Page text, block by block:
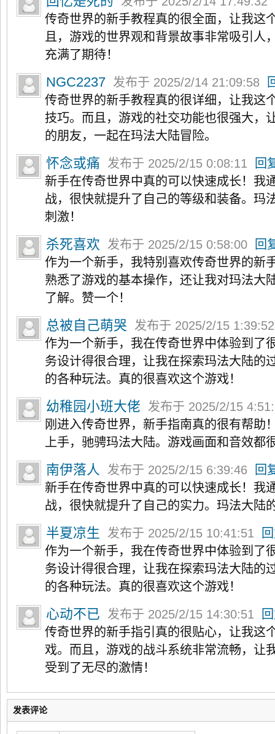
传奇世界的新手教程真的很全面，让我这
且，游戏的世界观和背景故事非常吸引人
充满了期待！
NGC2237 发布于 2025/2/14 21:09:58
传奇世界的新手教程真的很详细，让我这
技巧。而且，游戏的社交功能也很强大，
的朋友，一起在玛法大陆冒险。
怀念或痛 发布于 2025/2/15 0:08:11
回
新手在传奇世界中真的可以快速成长！我
战，很快就提升了自己的等级和装备。玛
刺激！
杀死喜欢 发布于 2025/2/15 0:58:00
回
作为一个新手，我特别喜欢传奇世界的新
熟悉了游戏的基本操作，还让我对玛法大
了解。赞一个！
总被自己萌哭
发布于 2025/2/15
作为一个新手，我在传奇世界中体验到了
务设计得很合理，让我在探索玛法大陆的
的各种玩法。真的很喜欢这个游戏！
幼稚园小班大佬
发布于 2025/2/15
刚进入传奇世界，新手指南真的很有帮助
上手，驰骋玛法大陆。游戏画面和音效都
南伊落人 发布于 2025/2/15 6:39:46
回
新手在传奇世界中真的可以快速成长！我
战，很快就提升了自己的实力。玛法大陆
半夏凉生 发布于 2025/2/15 10:41:51
作为一个新手，我在传奇世界中体验到了
务设计得很合理，让我在探索玛法大陆的
的各种玩法。真的很喜欢这个游戏！
心动不已 发布于 2025/2/15 14:30:51
传奇世界的新手指引真的很贴心，让我这
戏。而且，游戏的战斗系统非常流畅，让
受到了无尽的激情！
发表评论